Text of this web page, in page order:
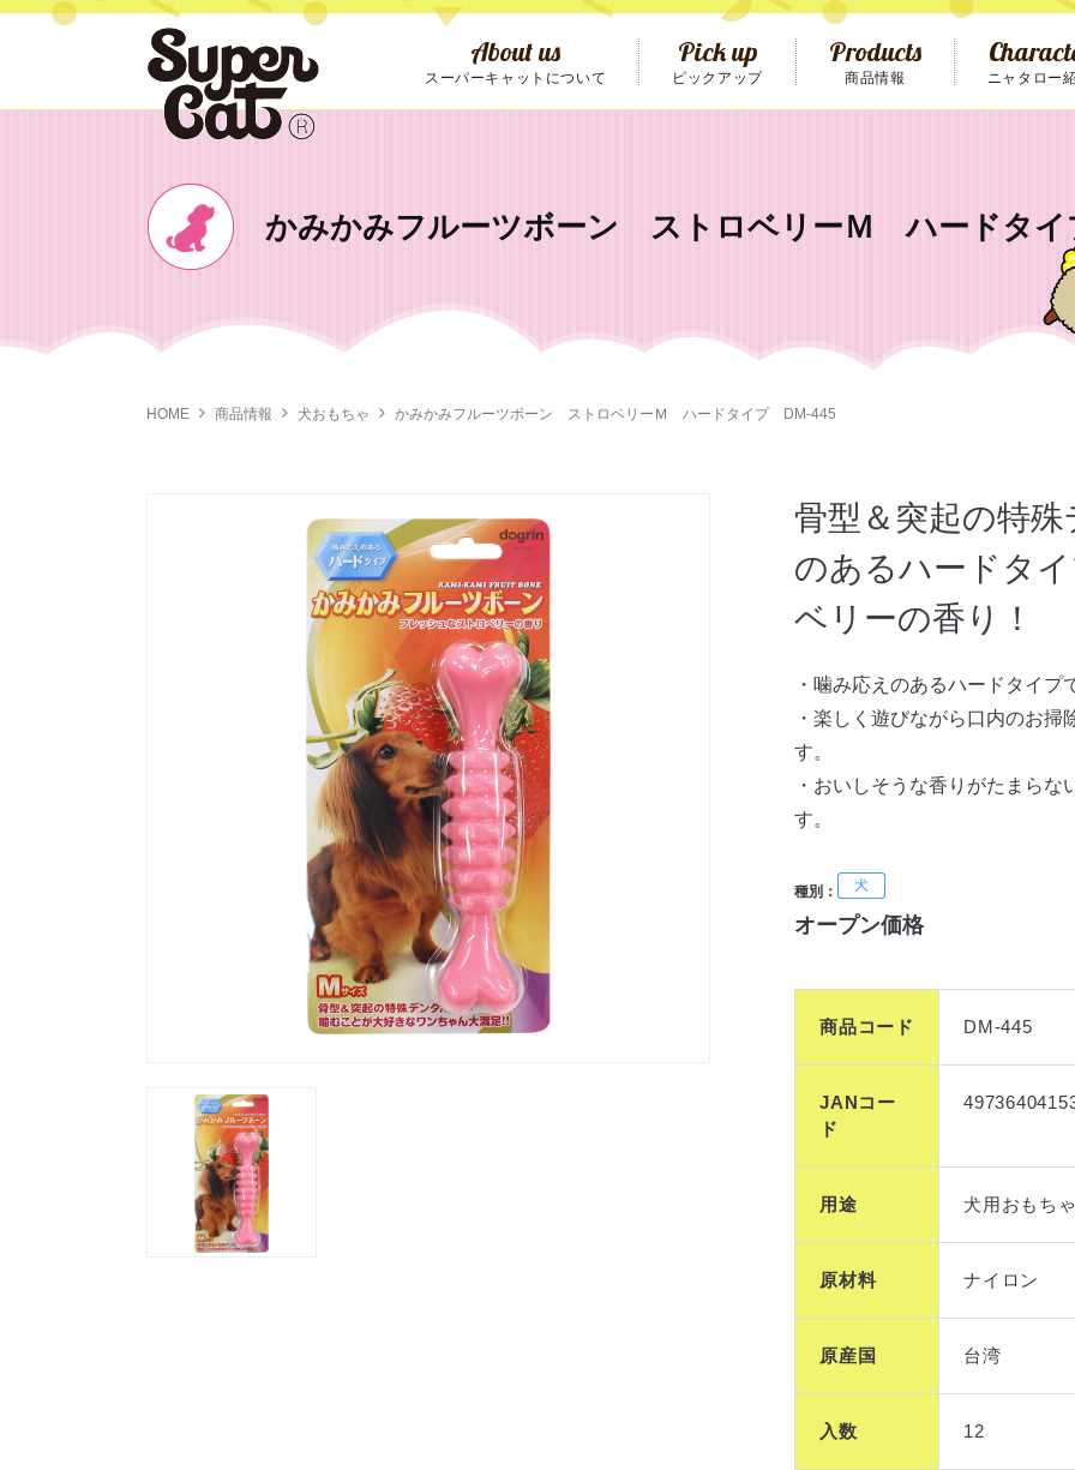
About us
スーパーキャットについて
Pick up
ピックアップ
Products
商品情報
ネコ砂・
季節商品
ニャタロー
Message
かみかみフルーツボーン ストロベリーＭ ハードタ
HOME 商品情報 犬おもちゃ かみかみフルーツボーン ストロベリーＭ ハードタイプ DM-445
骨型＆突起の特
のあるハードタ
ベリーの香り！
・噛み応えのあるハードタイプ
・楽しく遊びながら口内のお
す。
・おいしそうな香りがたまら
す。
種別：
オープン価格
商品コード DM-445
JANコー
ド
用途 犬用おもちゃ
原材料 ナイロン
原産国 台湾
入数 12